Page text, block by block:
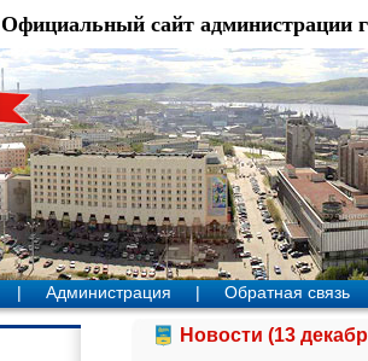
Официальный сайт администрации
| Администрация | Обратная связь
Новости (13